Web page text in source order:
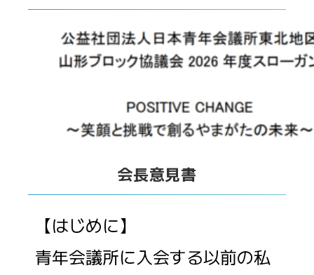
会長意見書
【はじめに】
青年会議所に入会する以前の私